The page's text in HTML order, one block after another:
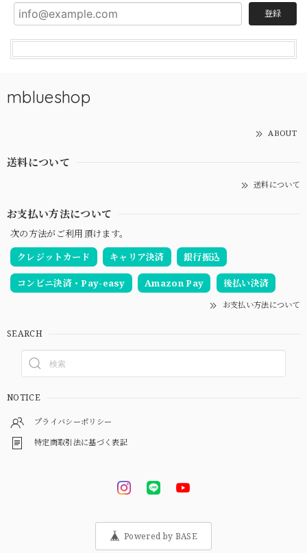
登録
mblueshop
ABOUT
送料について
送料について
お支払い方法について
次の方法がご利用頂けます。
クレジットカード
キャリア決済 銀行振込
コンビニ決済・Pay-easy Amazon Pay 後払い決済
お支払い方法について
SEARCH
NOTICE
プライバシーポリシー
特定商取引法に基づく表記
Powered by BASE